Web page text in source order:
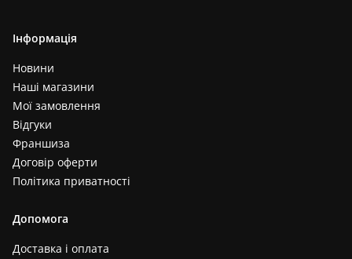
Інформація
Новини
Наші магазини
Мої замовлення
Відгуки
Франшиза
Договір оферти
Політика приватності
Допомога
Доставка і оплата